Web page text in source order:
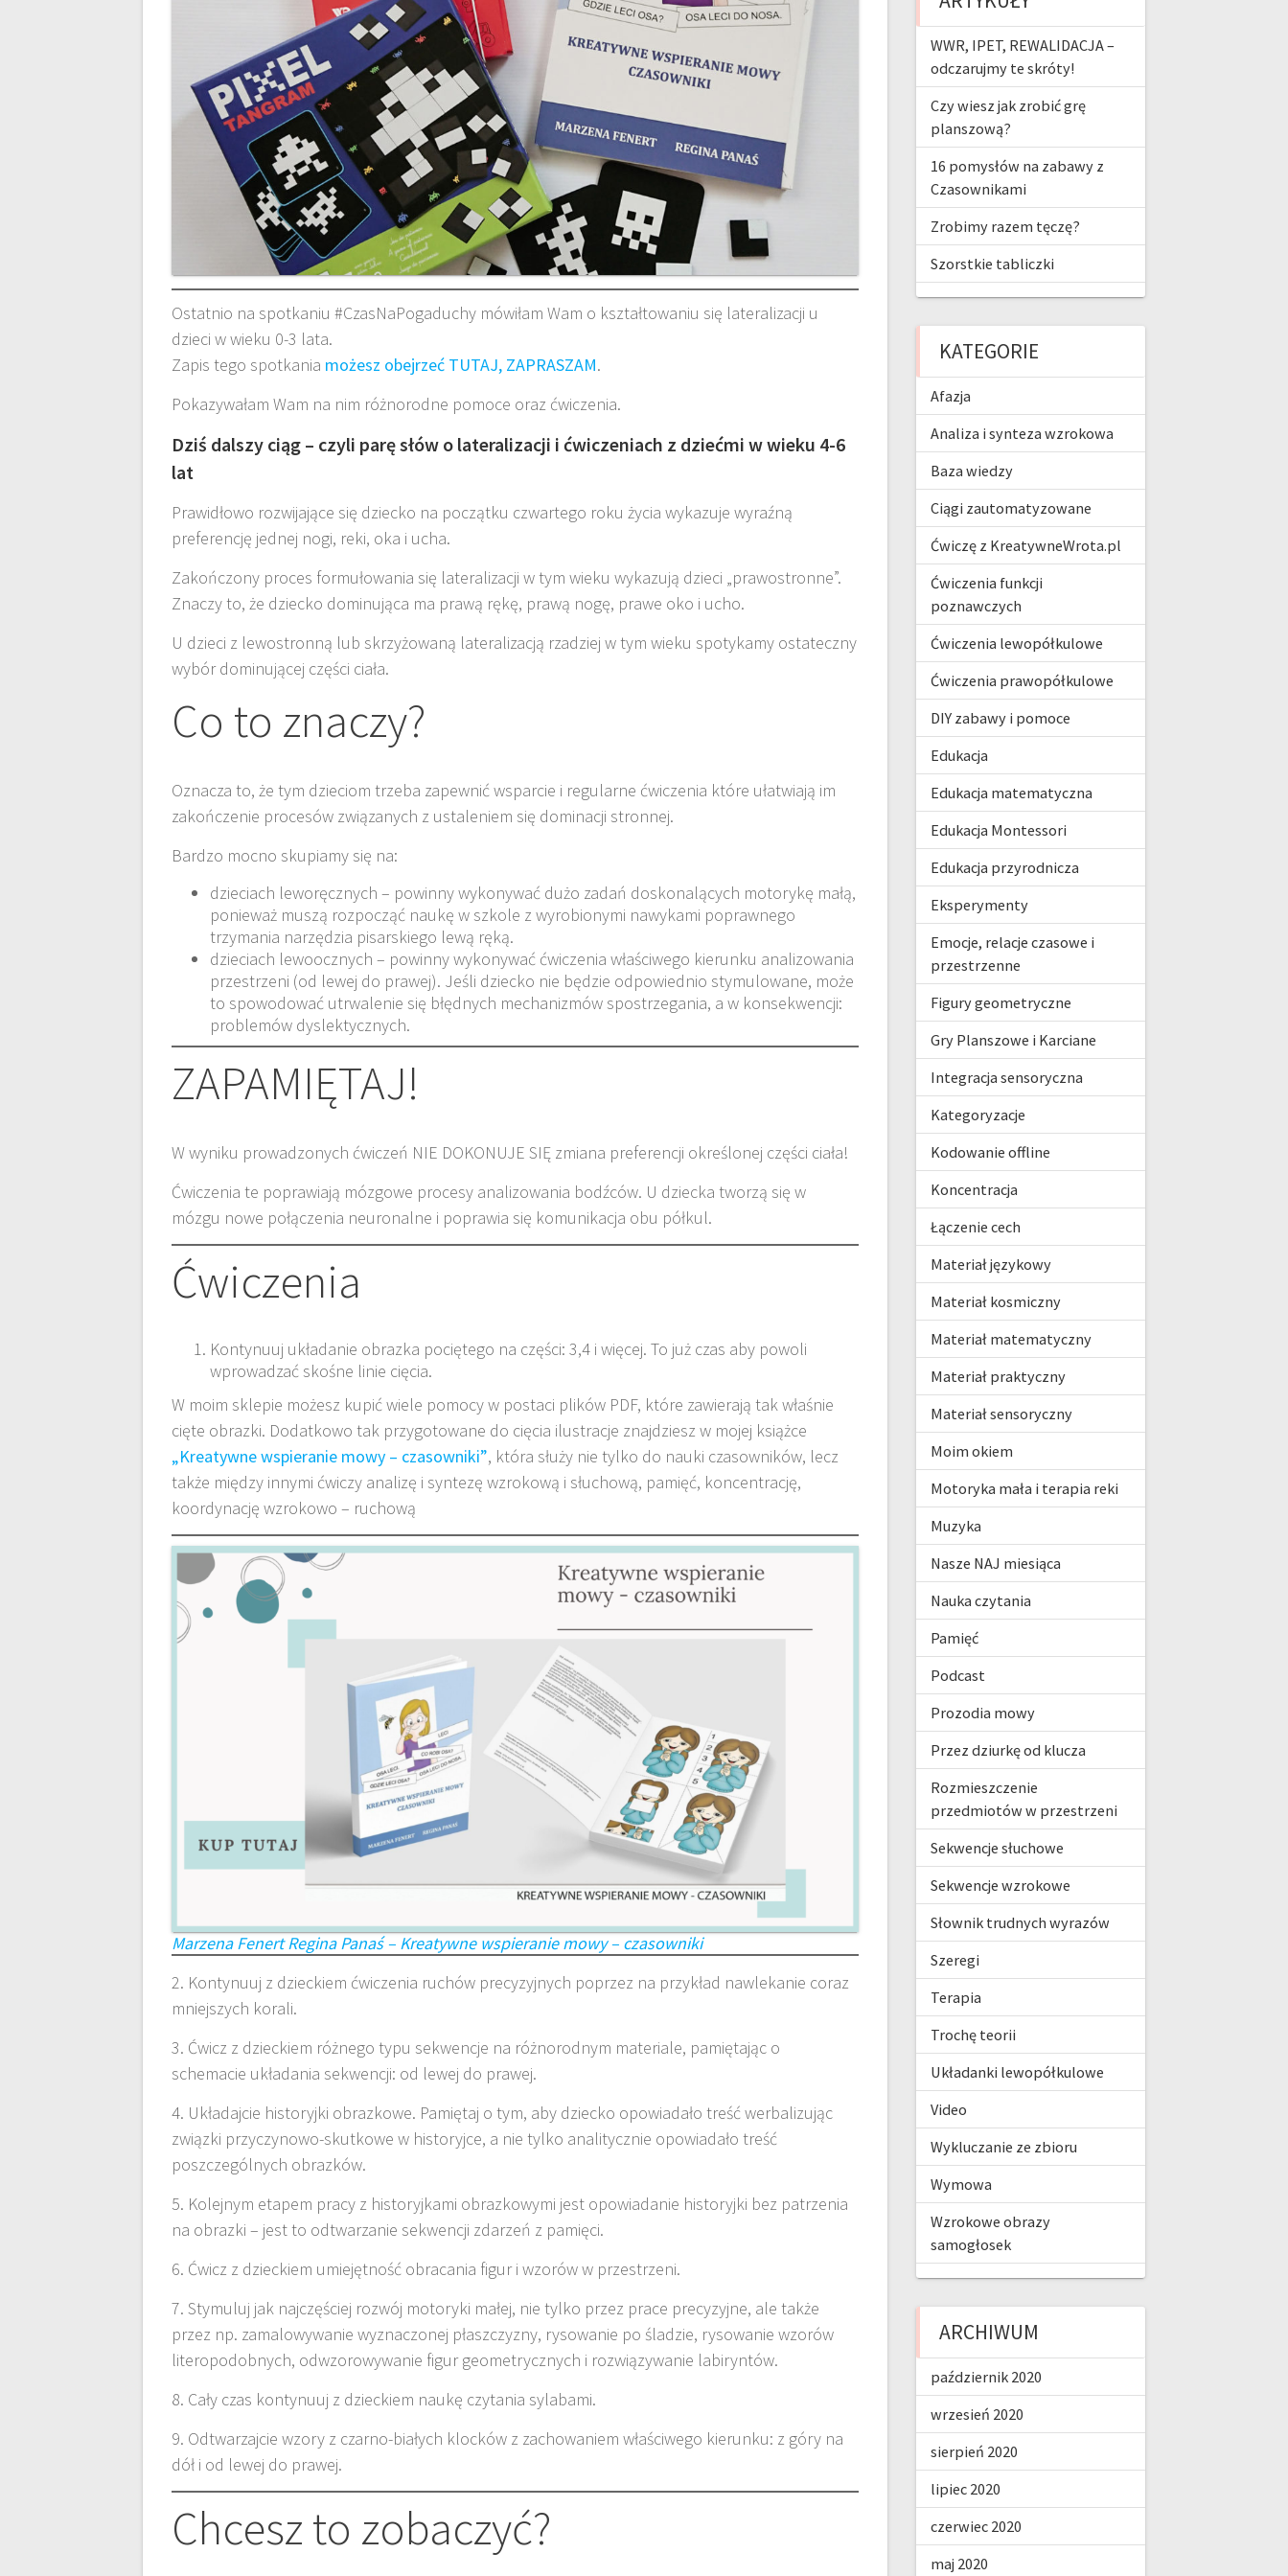
Ostatnio na spotkaniu #CzasNaPogaduchy mówiłam Wam o kształtowaniu się lateralizacji u
dzieci w wieku 0-3 lata.
Zapis tego spotkania możesz obejrzeć TUTAJ, ZAPRASZAM.
Pokazywałam Wam na nim różnorodne pomoce oraz ćwiczenia.
Dziś dalszy ciąg – czyli parę słów o lateralizacji i ćwiczeniach z dziećmi w wieku 4-6
lat
Prawidłowo rozwijające się dziecko na początku czwartego roku życia wykazuje wyraźną
preferencję jednej nogi, reki, oka i ucha.
Zakończony proces formułowania się lateralizacji w tym wieku wykazują dzieci „prawostronne”.
Znaczy to, że dziecko dominująca ma prawą rękę, prawą nogę, prawe oko i ucho.
U dzieci z lewostronną lub skrzyżowaną lateralizacją rzadziej w tym wieku spotykamy ostateczny
wybór dominującej części ciała.
Co to znaczy?
Oznacza to, że tym dzieciom trzeba zapewnić wsparcie i regularne ćwiczenia które ułatwiają im
zakończenie procesów związanych z ustaleniem się dominacji stronnej.
Bardzo mocno skupiamy się na:
dzieciach leworęcznych – powinny wykonywać dużo zadań doskonalących motorykę małą,
ponieważ muszą rozpocząć naukę w szkole z wyrobionymi nawykami poprawnego
trzymania narzędzia pisarskiego lewą ręką.
dzieciach lewoocznych – powinny wykonywać ćwiczenia właściwego kierunku analizowania
przestrzeni (od lewej do prawej). Jeśli dziecko nie będzie odpowiednio stymulowane, może
to spowodować utrwalenie się błędnych mechanizmów spostrzegania, a w konsekwencji:
problemów dyslektycznych.
ZAPAMIĘTAJ!
W wyniku prowadzonych ćwiczeń NIE DOKONUJE SIĘ zmiana preferencji określonej części ciała!
Ćwiczenia te poprawiają mózgowe procesy analizowania bodźców. U dziecka tworzą się w
mózgu nowe połączenia neuronalne i poprawia się komunikacja obu półkul.
Ćwiczenia
Kontynuuj układanie obrazka pociętego na części: 3,4 i więcej. To już czas aby powoli
wprowadzać skośne linie cięcia.
W moim sklepie możesz kupić wiele pomocy w postaci plików PDF, które zawierają tak właśnie
cięte obrazki. Dodatkowo tak przygotowane do cięcia ilustracje znajdziesz w mojej książce
„Kreatywne wspieranie mowy – czasowniki”, która służy nie tylko do nauki czasowników, lecz
także między innymi ćwiczy analizę i syntezę wzrokową i słuchową, pamięć, koncentrację,
koordynację wzrokowo – ruchową
Marzena Fenert Regina Panaś – Kreatywne wspieranie mowy – czasowniki
2. Kontynuuj z dzieckiem ćwiczenia ruchów precyzyjnych poprzez na przykład nawlekanie coraz
mniejszych korali.
3. Ćwicz z dzieckiem różnego typu sekwencje na różnorodnym materiale, pamiętając o
schemacie układania sekwencji: od lewej do prawej.
4. Układajcie historyjki obrazkowe. Pamiętaj o tym, aby dziecko opowiadało treść werbalizując
związki przyczynowo-skutkowe w historyjce, a nie tylko analitycznie opowiadało treść
poszczególnych obrazków.
5. Kolejnym etapem pracy z historyjkami obrazkowymi jest opowiadanie historyjki bez patrzenia
na obrazki – jest to odtwarzanie sekwencji zdarzeń z pamięci.
6. Ćwicz z dzieckiem umiejętność obracania figur i wzorów w przestrzeni.
7. Stymuluj jak najczęściej rozwój motoryki małej, nie tylko przez prace precyzyjne, ale także
przez np. zamalowywanie wyznaczonej płaszczyzny, rysowanie po śladzie, rysowanie wzorów
literopodobnych, odwzorowywanie figur geometrycznych i rozwiązywanie labiryntów.
8. Cały czas kontynuuj z dzieckiem naukę czytania sylabami.
9. Odtwarzajcie wzory z czarno-białych klocków z zachowaniem właściwego kierunku: z góry na
dół i od lewej do prawej.
Chcesz to zobaczyć?
o
k
m t
b
e
WWR, IPET, REWALIDACJA –
odczarujmy te skróty!
Czy wiesz jak zrobić grę
planszową?
16 pomysłów na zabawy z
Czasownikami
Zrobimy razem tęczę?
Szorstkie tabliczki
KATEGORIE
Afazja
Analiza i synteza wzrokowa
Baza wiedzy
Ciągi zautomatyzowane
Ćwiczę z KreatywneWrota.pl
Ćwiczenia funkcji
poznawczych
Ćwiczenia lewopółkulowe
Ćwiczenia prawopółkulowe
DIY zabawy i pomoce
Edukacja
Edukacja matematyczna
Edukacja Montessori
Edukacja przyrodnicza
Eksperymenty
Emocje, relacje czasowe i
przestrzenne
Figury geometryczne
Gry Planszowe i Karciane
Integracja sensoryczna
Kategoryzacje
Kodowanie offline
Koncentracja
Łączenie cech
Materiał językowy
Materiał kosmiczny
Materiał matematyczny
Materiał praktyczny
Materiał sensoryczny
Moim okiem
Motoryka mała i terapia reki
Muzyka
Nasze NAJ miesiąca
Nauka czytania
Pamięć
Podcast
Prozodia mowy
Przez dziurkę od klucza
Rozmieszczenie
przedmiotów w przestrzeni
Sekwencje słuchowe
Sekwencje wzrokowe
Słownik trudnych wyrazów
Szeregi
Terapia
Trochę teorii
Układanki lewopółkulowe
Video
Wykluczanie ze zbioru
Wymowa
Wzrokowe obrazy
samogłosek
ARCHIWUM
październik 2020
wrzesień 2020
sierpień 2020
lipiec 2020
czerwiec 2020
maj 2020